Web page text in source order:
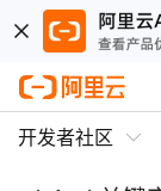
开发者社区